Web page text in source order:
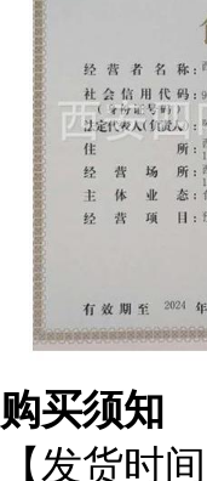
购买须知
【发货时